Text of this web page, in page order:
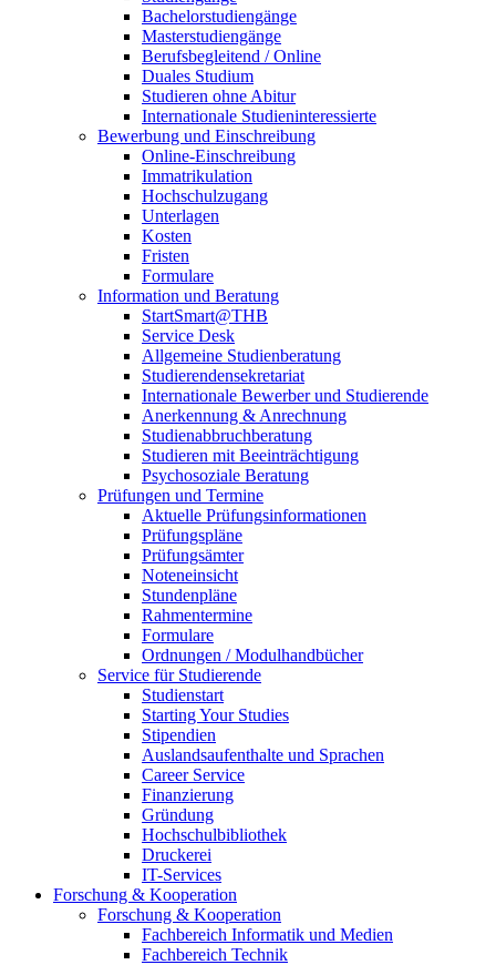
Bachelorstudiengänge
Masterstudiengänge
Berufsbegleitend / Online
Duales Studium
Studieren ohne Abitur
Internationale Studieninteressierte
Bewerbung und Einschreibung
Online-Einschreibung
Immatrikulation
Hochschulzugang
Unterlagen
Kosten
Fristen
Formulare
Information und Beratung
StartSmart@THB
Service Desk
Allgemeine Studienberatung
Studierendensekretariat
Internationale Bewerber und Studierende
Anerkennung & Anrechnung
Studienabbruchberatung
Studieren mit Beeinträchtigung
Psychosoziale Beratung
Prüfungen und Termine
Aktuelle Prüfungsinformationen
Prüfungspläne
Prüfungsämter
Noteneinsicht
Stundenpläne
Rahmentermine
Formulare
Ordnungen / Modulhandbücher
Service für Studierende
Studienstart
Starting Your Studies
Stipendien
Auslandsaufenthalte und Sprachen
Career Service
Finanzierung
Gründung
Hochschulbibliothek
Druckerei
IT-Services
Forschung & Kooperation
Forschung & Kooperation
Fachbereich Informatik und Medien
Fachbereich Technik